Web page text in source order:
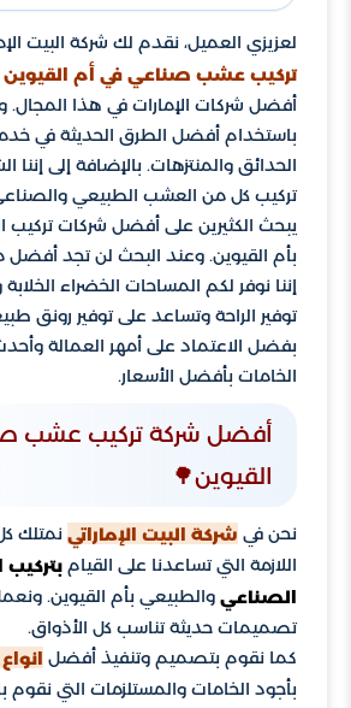
لعزيزي العميل، نقدم لك شركة البيت
تركيب عشب صناعي في أم القيوين
أفضل شركات الإمارات في هذا المجال.
باستخدام أفضل الطرق الحديثة في
الحدائق والمنتزهات. بالإضافة إلى إننا
تركيب كل من العشب الطبيعي
يبحث الكثيرين على أفضل شركات
بأم القيوين. وعند البحث لن تجد أفضل
إننا نوفر لكم المساحات الخضراء
توفير الراحة وتساعد على توفير رونق
بفضل الاعتماد على أمهر العمالة
الخامات بأفضل الأسعار.
أفضل شركة تركيب عشب
القيوين🌳
نحن في شركة البيت الإماراتي نمتلك
اللازمة التي تساعدنا على القيام
الصناعي والطبيعي بأم القيوين.
تصميمات حديثة تناسب كل الأذواق.
كما نقوم بتصميم وتنفيذ أفضل
بأجود الخامات والمستلزمات التي نقوم